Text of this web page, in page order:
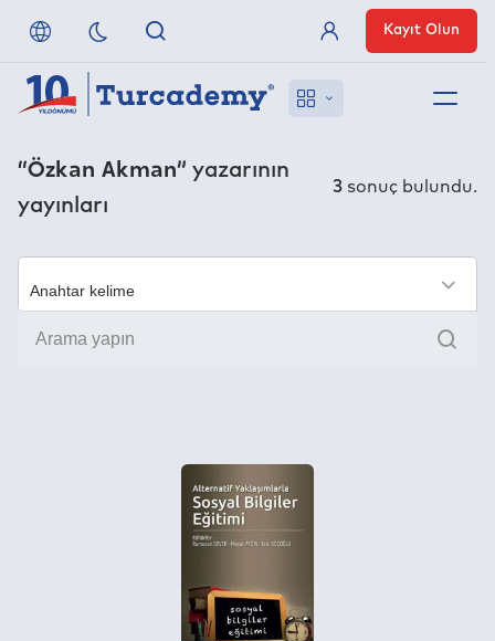
Referanslarımız
Uzaktan Erişim
Nasıl Erişirim
Üye Girişi
Kayıt Olun
“Özkan Akman” yazarının
yayınları
3 sonuç bulundu.
Ara